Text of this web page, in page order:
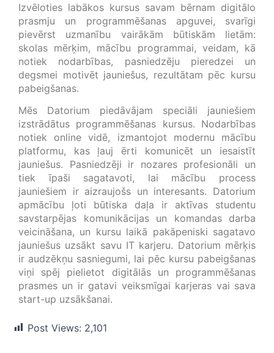
Izvēloties labākos kursus savam bērnam digitālo
prasmju un programmēšanas apguvei, svarīgi
pievērst uzmanību vairākām būtiskām lietām:
skolas mērķim, mācību programmai, veidam, kā
notiek nodarbības, pasniedzēju pieredzei un
degsmei motivēt jauniešus, rezultātam pēc kursu
pabeigšanas.
Mēs Datorium piedāvājam speciāli jauniešiem
izstrādātus programmēšanas kursus. Nodarbības
notiek online vidē, izmantojot modernu mācību
platformu, kas ļauj ērti komunicēt un iesaistīt
jauniešus. Pasniedzēji ir nozares profesionāli un
tiek īpaši sagatavoti, lai mācību process
jauniešiem ir aizraujošs un interesants. Datorium
apmācību ļoti būtiska daļa ir aktīvas studentu
savstarpējas komunikācijas un komandas darba
veicināšana, un kursu laikā pakāpeniski sagatavo
jauniešus uzsākt savu IT karjeru. Datorium mērķis
ir audzēkņu sasniegumi, lai pēc kursu pabeigšanas
viņi spēj pielietot digitālās un programmēšanas
prasmes un ir gatavi veiksmīgai karjeras vai sava
start-up uzsākšanai.
Post Views: 2,101